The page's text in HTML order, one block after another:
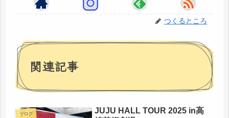
つくるところ
関連記事
ブログ
JUJU HALL TOUR 2025 in高